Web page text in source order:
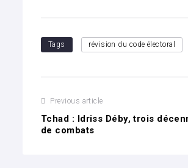
Tags révision du code électoral
Previous article
Tchad : Idriss Déby, trois
de combats